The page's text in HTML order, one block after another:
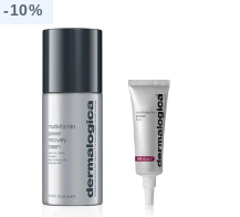
10%
10%